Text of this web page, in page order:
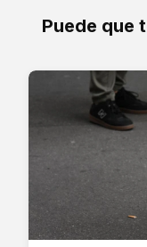
Puede que